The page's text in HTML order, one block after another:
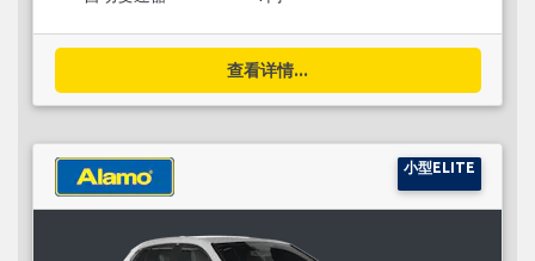
查看详情...
小型ELITE